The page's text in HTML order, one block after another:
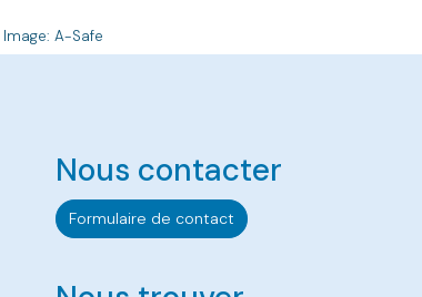
Image: A-Safe
Nous contacter
Formulaire de contact